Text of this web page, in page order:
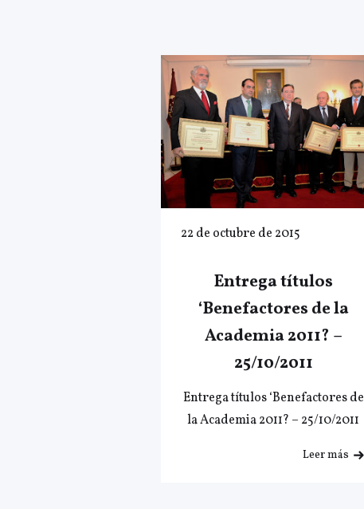
22 de octubre de 2015
Entrega títulos
‘Benefactores de la
Academia 2011? –
25/10/2011
Entrega títulos ‘Benefactores de
la Academia 2011? – 25/10/2011
Leer más